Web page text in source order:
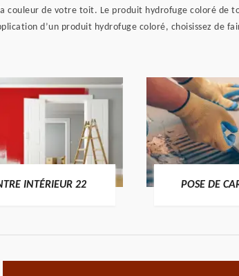
de votre toit. Le produit hydrofuge coloré de
d’un produit hydrofuge coloré, choisissez de
INTÉRIEUR 22 POSE DE